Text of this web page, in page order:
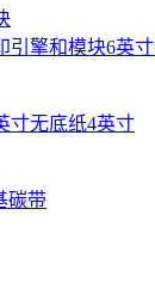
引擎和模块6英
寸无底纸4英寸
碳带